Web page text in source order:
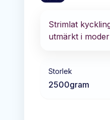
Strimlat
utmärkt i
Storlek
2500gram